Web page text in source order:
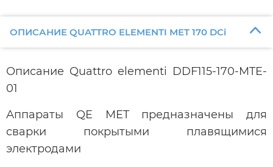
ОПИСАНИЕ QUATTRO ELEMENTI MET 170 DCi
Описание Quattro elementi DDF115-170-MTE-
01
Аппараты QE MET предназначены для
сварки покрытыми плавящимися
электродами